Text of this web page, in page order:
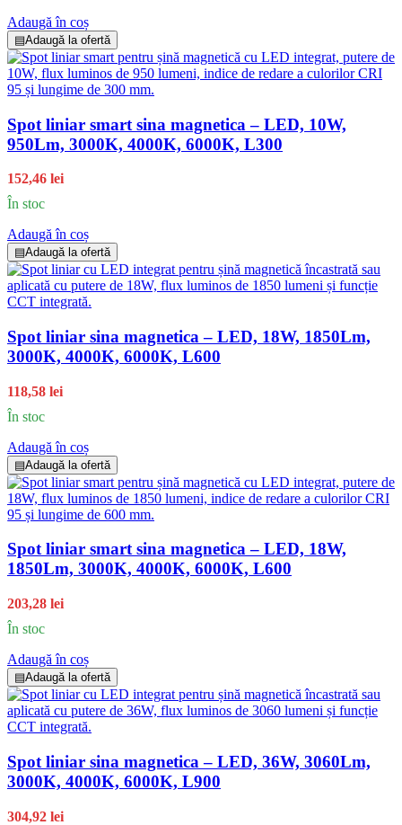
Adaugă în coș
▤Adaugă la ofertă
Spot liniar smart sina magnetica – LED, 10W,
950Lm, 3000K, 4000K, 6000K, L300
152,46 lei
În stoc
Adaugă în coș
▤Adaugă la ofertă
Spot liniar sina magnetica – LED, 18W, 1850Lm,
3000K, 4000K, 6000K, L600
118,58 lei
În stoc
Adaugă în coș
▤Adaugă la ofertă
Spot liniar smart sina magnetica – LED, 18W,
1850Lm, 3000K, 4000K, 6000K, L600
203,28 lei
În stoc
Adaugă în coș
▤Adaugă la ofertă
Spot liniar sina magnetica – LED, 36W, 3060Lm,
3000K, 4000K, 6000K, L900
304,92 lei